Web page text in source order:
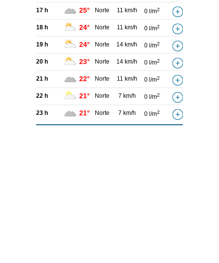
17 h 25° Norte 11 km/h 0 l/m2
18 h 24° Norte 11 km/h 0 l/m2
19 h 24° Norte 14 km/h 0 l/m2
20 h 23° Norte 14 km/h 0 l/m2
21 h 22° Norte 11 km/h 0 l/m2
22 h 21° Norte 7 km/h 0 l/m2
23 h 21° Norte 7 km/h 0 l/m2